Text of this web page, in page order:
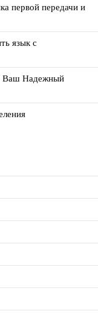
первой передачи и
язык с
Надежный